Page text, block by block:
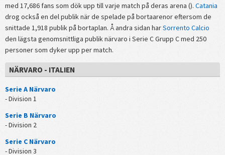
med 17,686 fans som dök upp till varje match på deras arena (). Catania
drog också en del publik när de spelade på bortaarenor eftersom de
snittade 1,918 publik på bortaplan. Å andra sidan harSorrento Calcio
den lägsta genomsnittliga publik närvaro i Serie C Grupp C med 250
personer som dyker upp per match.
NÄRVARO - ITALIEN
Serie A Närvaro
- Division 1
Serie B Närvaro
- Division 2
Serie C Närvaro
- Division 3